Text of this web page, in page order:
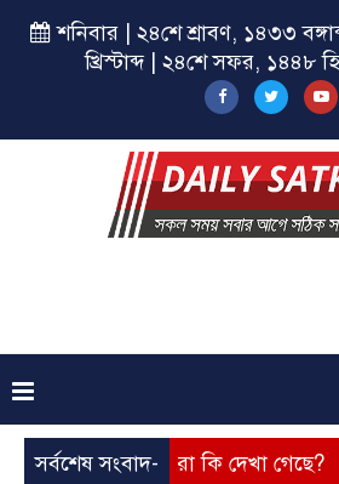
শনিবার | ২৪শে শ্রাবণ, ১৪৩৩
খ্রিস্টাব্দ | ২৪শে সফর, ১৪৪৮
সর্বশেষ সংবাদ-
তার চেহারা কি দেখা গেছে?